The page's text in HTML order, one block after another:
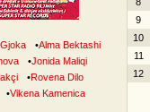
•Alma Bektashi
•Jonida Maliqi
•Rovena Dilo
•Vikena Kamenica
9
10
11
12